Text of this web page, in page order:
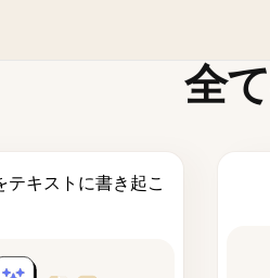
全
テキストに書き起こ